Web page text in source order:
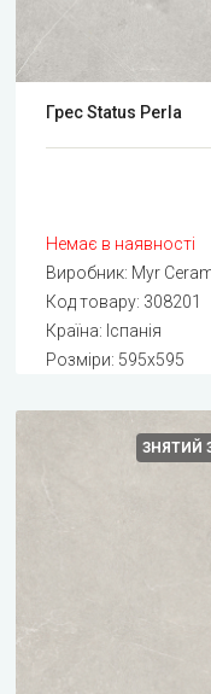
Грес Status Perla
Немає в наявності
Виробник: Myr
Код товару: 308201
Країна: Іспанія
Розміри: 595x595
ЗНЯТИЙ